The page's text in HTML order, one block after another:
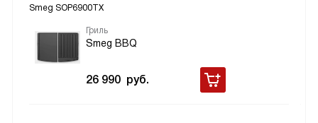
Smeg SOP6900TX
Гриль
Smeg BBQ
26 990 руб.